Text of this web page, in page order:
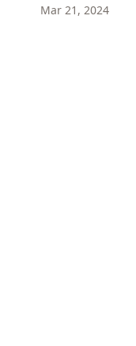
Mar 21, 2024